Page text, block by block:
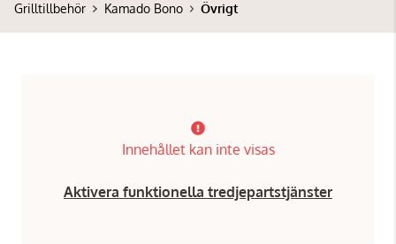
Grilltillbehör Kamado Bono Övrigt
Innehållet kan inte visas
Aktivera funktionella tredjepartstjänster